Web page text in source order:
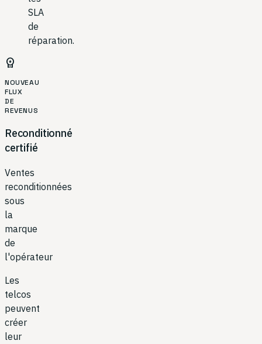
SLA
de
réparation.
workspace_premium
NOUVEAU
FLUX
DE
REVENUS
Reconditionné
certifié
Ventes
reconditionnées
sous
la
marque
de
l'opérateur
Les
telcos
peuvent
créer
leur